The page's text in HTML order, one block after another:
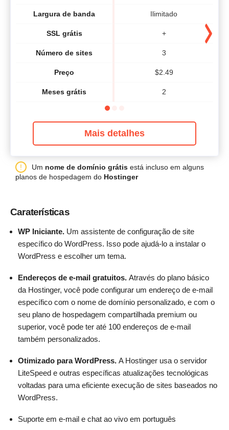
Largura de banda
SSL grátis
Número de sites
Preço
Meses grátis
Ilimitado
+
3
$2.49
2
Mais detalhes
Um nome de domínio grátis está incluso em alguns
planos de hospedagem do Hostinger
Caraterísticas
WP Iniciante. Um assistente de configuração de site
específico do WordPress. Isso pode ajudá-lo a instalar o
WordPress e escolher um tema.
Endereços de e-mail gratuitos. Através do plano básico
da Hostinger, você pode configurar um endereço de e-mail
específico com o nome de domínio personalizado, e com o
seu plano de hospedagem compartilhada premium ou
superior, você pode ter até 100 endereços de e-mail
também personalizados.
Otimizado para WordPress. A Hostinger usa o servidor
LiteSpeed ​​e outras específicas atualizações tecnológicas
voltadas para uma eficiente execução de sites baseados no
WordPress.
Suporte em e-mail e chat ao vivo em português